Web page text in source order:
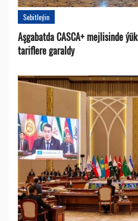
Sebitleýin
Aşgabatda CASCA+ mejlisinde
tariflere garaldy